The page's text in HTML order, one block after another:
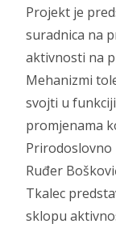
Projekt je
suradnica na
aktivnosti na
Mehanizmi
svojti u
promjenama
Ruđer
Tkalec
sklopu